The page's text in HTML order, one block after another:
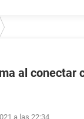
al conectar
a las 22:34